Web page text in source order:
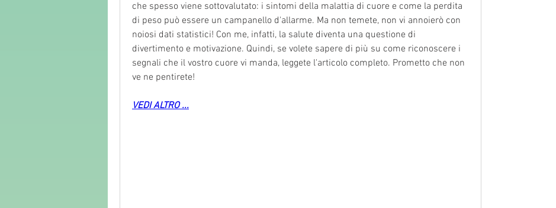
che spesso viene sottovalutato: i sintomi della malattia di cuore e come la perdita
di peso può essere un campanello d'allarme. Ma non temete, non vi annoierò con
noiosi dati statistici! Con me, infatti, la salute diventa una questione di
divertimento e motivazione. Quindi, se volete sapere di più su come riconoscere i
segnali che il vostro cuore vi manda, leggete l'articolo completo. Prometto che non
ve ne pentirete!
VEDI ALTRO ...